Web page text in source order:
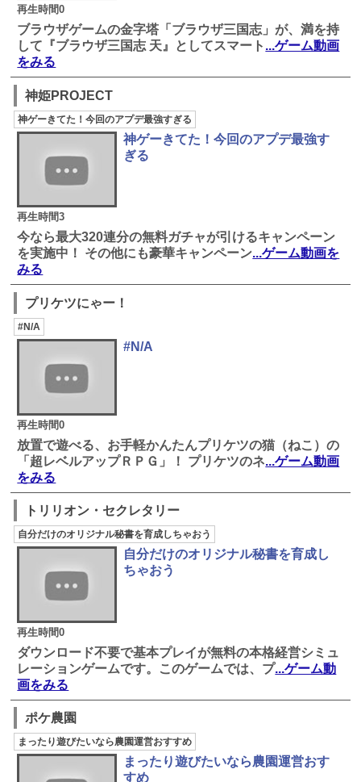
再生時間0
ブラウザゲームの金字塔「ブラウザ三国志」が、満を持
して『ブラウザ三国志 天』としてスマート ...ゲーム動画
をみる
神姫PROJECT
神ゲーきてた！今回のアプデ最強すぎる
再生時間3
神ゲーきてた！今回のアプデ最強す
ぎる
今なら最大320連分の無料ガチャが引けるキャンペーン
を実施中！ その他にも豪華キャンペーン...ゲーム動画を
みる
プリケツにゃー！
#N/A
再生時間0
#N/A
放置で遊べる、お手軽かんたんプリケツの猫（ねこ）の
「超レベルアップＲＰＧ」！ プリケツのネ...ゲーム動画
をみる
トリリオン・セクレタリー
自分だけのオリジナル秘書を育成しちゃおう
再生時間0
自分だけのオリジナル秘書を育成し
ちゃおう
ダウンロード不要で基本プレイが無料の本格経営シミュ
レーションゲームです。このゲームでは、プ...ゲーム動
画をみる
ポケ農園
まったり遊びたいなら農園運営おすすめ
まったり遊びたいなら農園運営おす
すめ